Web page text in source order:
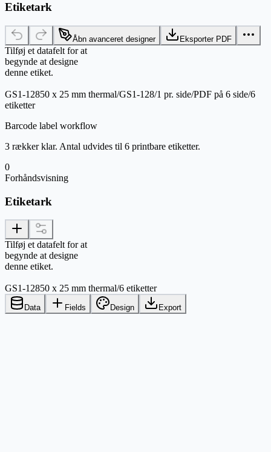
Etiketark
Åbn avanceret designer Eksporter PDF
Tilføj et datafelt for at
begynde at designe
denne etiket.
GS1-12850 x 25 mm thermal/GS1-128/1 pr. side/PDF på 6 side/6
etiketter
Barcode label workflow
3 rækker klar. Antal udvides til 6 printbare etiketter.
0
Forhåndsvisning
Etiketark
Tilføj et datafelt for at
begynde at designe
denne etiket.
GS1-12850 x 25 mm thermal/6 etiketter
Data Fields Design Export